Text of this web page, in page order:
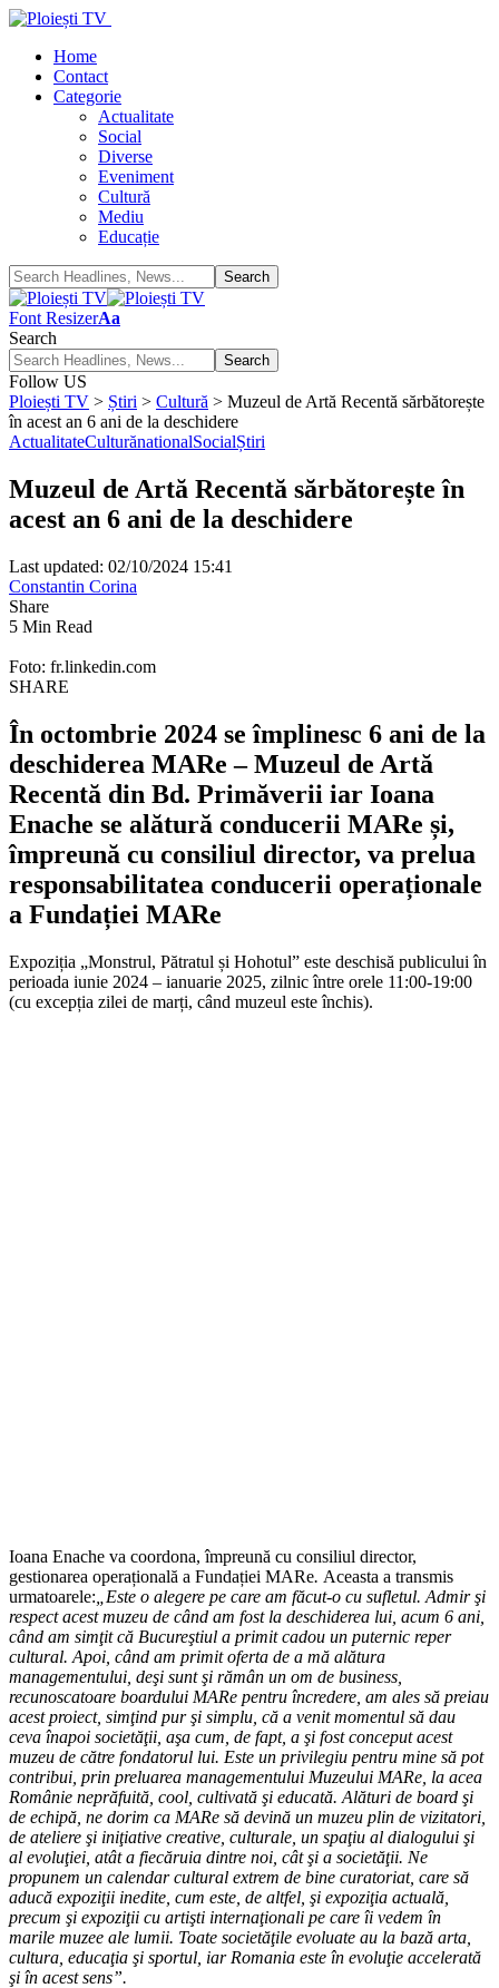
Home
Contact
Categorie
Actualitate
Social
Diverse
Eveniment
Cultură
Mediu
Educație
Font ResizerAa
Search
Follow US
Ploiești TV > Știri > Cultură > Muzeul de Artă Recentă sărbătorește
în acest an 6 ani de la deschidere
ActualitateCulturănationalSocialȘtiri
Muzeul de Artă Recentă sărbătorește în
acest an 6 ani de la deschidere
Last updated: 02/10/2024 15:41
Constantin Corina
Share
5 Min Read
Foto: fr.linkedin.com
SHARE
În octombrie 2024 se împlinesc 6 ani de la
deschiderea MARe – Muzeul de Artă
Recentă din Bd. Primăverii iar Ioana
Enache se alătură conducerii MARe și,
împreună cu consiliul director, va prelua
responsabilitatea conducerii operaționale
a Fundației MARe
Expoziția „Monstrul, Pătratul și Hohotul” este deschisă publicului în
perioada iunie 2024 – ianuarie 2025, zilnic între orele 11:00-19:00
(cu excepția zilei de marți, când muzeul este închis).
Ioana Enache va coordona, împreună cu consiliul director,
gestionarea operațională a Fundației MARe. Aceasta a transmis
urmatoarele: „Este o alegere pe care am făcut-o cu sufletul. Admir şi
respect acest muzeu de când am fost la deschiderea lui, acum 6 ani,
când am simţit că Bucureştiul a primit cadou un puternic reper
cultural. Apoi, când am primit oferta de a mă alătura
managementului, deşi sunt şi rămân un om de business,
recunoscatoare boardului MARe pentru încredere, am ales să preiau
acest proiect, simţind pur şi simplu, că a venit momentul să dau
ceva înapoi societăţii, aşa cum, de fapt, a şi fost conceput acest
muzeu de către fondatorul lui. Este un privilegiu pentru mine să pot
contribui, prin preluarea managementului Muzeului MARe, la acea
Românie neprăfuită, cool, cultivată şi educată. Alături de board şi
de echipă, ne dorim ca MARe să devină un muzeu plin de vizitatori,
de ateliere şi iniţiative creative, culturale, un spaţiu al dialogului şi
al evoluţiei, atât a fiecăruia dintre noi, cât şi a societăţii. Ne
propunem un calendar cultural extrem de bine curatoriat, care să
aducă expoziţii inedite, cum este, de altfel, şi expoziţia actuală,
precum şi expoziţii cu artişti internaţionali pe care îi vedem în
marile muzee ale lumii. Toate societăţile evoluate au la bază arta,
cultura, educaţia şi sportul, iar Romania este în evoluţie accelerată
şi în acest sens”.